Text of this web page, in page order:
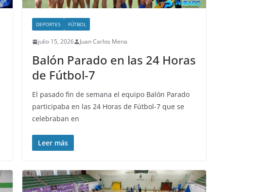
DEPORTES FÚTBOL
julio 15, 2026 Juan Carlos Mena
Balón Parado en las 24 Horas
de Fútbol-7
El pasado fin de semana el equipo Balón Parado
participaba en las 24 Horas de Fútbol-7 que se
celebraban en
Leer más